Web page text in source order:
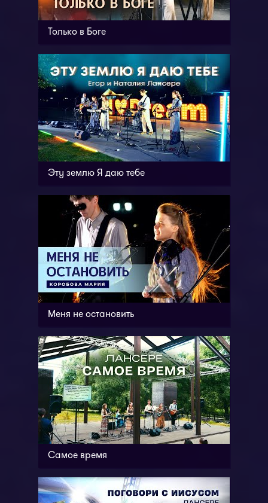
Только в Боге
Эту землю Я даю тебе
Меня не остановить
Самое время